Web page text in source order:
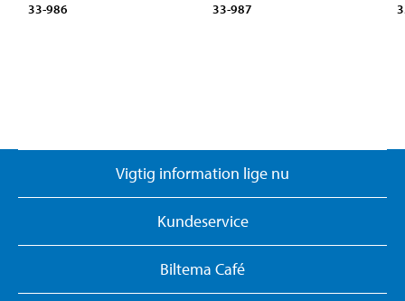
33-986 33-987
Vigtig information lige nu
Kundeservice
Biltema Café